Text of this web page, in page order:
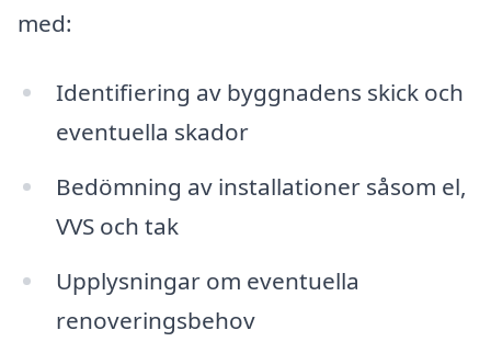
med:
Identifiering av byggnadens skick och
eventuella skador
Bedömning av installationer såsom el,
VVS och tak
Upplysningar om eventuella
renoveringsbehov